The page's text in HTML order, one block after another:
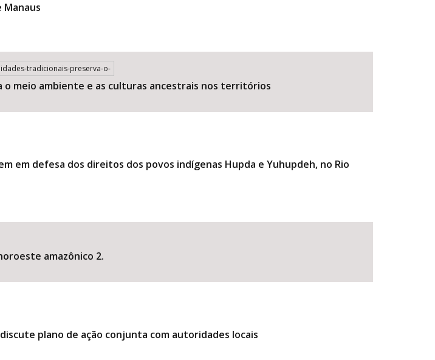
Manaus
tradicionais-preserva-o-
meio ambiente e as culturas ancestrais nos territórios
em defesa dos direitos dos povos indígenas Hupda e Yuhupdeh, no Rio
amazônico 2.
plano de ação conjunta com autoridades locais